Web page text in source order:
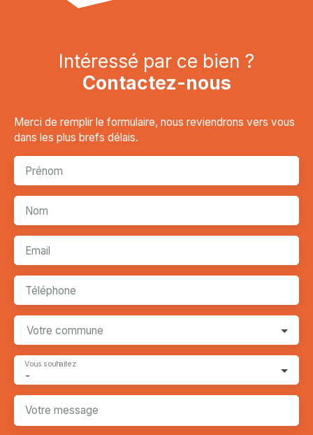
Intéressé par ce bien ?
Contactez-nous
Merci de remplir le formulaire, nous reviendrons vers vous
dans les plus brefs délais.
Prénom
Nom
Email
Téléphone
Votre commune
-
Vous souhaitez
Votre message